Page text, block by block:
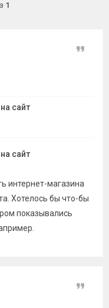
1
сайт
Цитата
сайт
интернет-магазина
Хотелось бы что-бы
показывались
Цитата